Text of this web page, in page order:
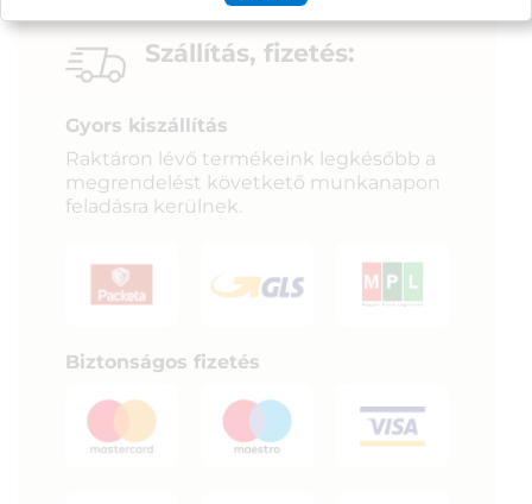
Szállítás, fizetés:
Gyors kiszállítás
Raktáron lévő termékeink legkésőbb a
megrendelést követkető munkanapon
feladásra kerülnek.
Biztonságos fizetés